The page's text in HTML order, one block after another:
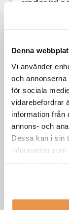
Denna
Vi använder
och
för sociala
vidarebefordrar
information från
annons- och
Dessa kan i sin
information
under jul
3 skäl till